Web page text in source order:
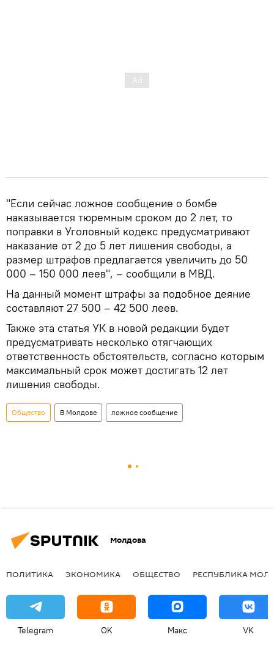
"Если сейчас ложное сообщение о бомбе
наказывается тюремным сроком до 2 лет, то
поправки в Уголовный кодекс предусматривают
наказание от 2 до 5 лет лишения свободы, а
размер штрафов предлагается увеличить до 50
000 – 150 000 леев", – сообщили в МВД.
На данный момент штрафы за подобное деяние
составляют 27 500 – 42 500 леев.
Также эта статья УК в новой редакции будет
предусматривать несколько отягчающих
ответственность обстоятельств, согласно которым
максимальный срок может достигать 12 лет
лишения свободы.
Общество В Молдове ложное сообщение
Молдова
ПОЛИТИКА ЭКОНОМИКА ОБЩЕСТВО РЕСПУБЛИКА
Telegram OK Макс VK